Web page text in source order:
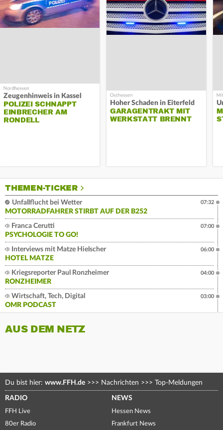
Zeugenhinweis in Kassel
POLIZEI SCHNAPPT
EINBRECHER AM
RONDELL
Hoher Schaden in Eiterfeld
GARAGENTRAKT MIT
WERKSTATT BRENNT
THEMEN-TICKER
Unfallflucht bei Wetter
MOTORRADFAHRER STIRBT AUF DER B252
07:32
Franca Cerutti
PSYCHOLOGIE TO GO!
07:00
Interviews mit Matze Hielscher
HOTEL MATZE
06:00
Kriegsreporter Paul Ronzheimer
RONZHEIMER
04:00
Wirtschaft, Tech, Digital
OMR PODCAST
03:00
AUS DEM NETZ
Du bist hier: www.FFH.de >>> Nachrichten >>> Top-Meldungen
RADIO
FFH Live
80er Radio
NEWS
Hessen News
Frankfurt News